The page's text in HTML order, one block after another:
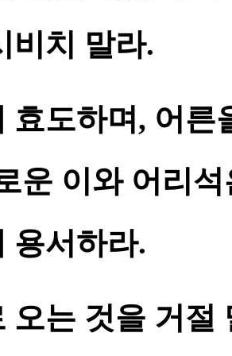
비치 말라.
효도하며, 어른
운 이와 어리
용서하라.
오는 것을 거절